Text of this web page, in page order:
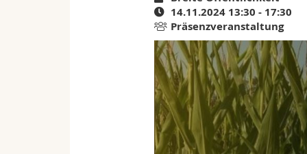
14.11.2024 13:30 - 17:30
Präsenzveranstaltung